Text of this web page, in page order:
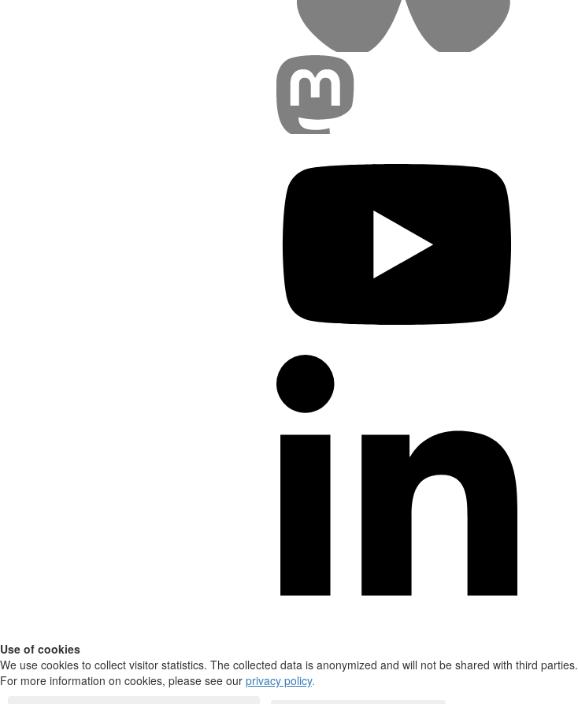
Use of cookies
We use cookies to collect visitor statistics. The collected data is anonymized and will not be shared with third parties.
For more information on cookies, please see our privacy policy.